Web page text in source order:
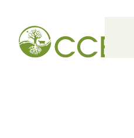
main
navigation